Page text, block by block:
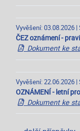
Vyvěšení: 03.08.2026
ČEZ oznámení -
Dokument ke
Vyvěšení: 22.06.2026
OZNÁMENÍ - letní
Dokument ke